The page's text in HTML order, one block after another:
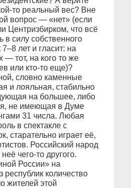
то реальный вес? Вне
вопрос — «нет» (если
Центризбирком, что всё
силу собственного
лет и гласит: на
— тот, на кого то же
или кто-то еще)?
словно каменные
и лояльная, стабильно
на большее, либо
не имеющая в Думе
31 числа. Любая
в спектакле с
старательно играет её,
Российский народ
чего-то другого.
России» на
республик количество
жителей этой